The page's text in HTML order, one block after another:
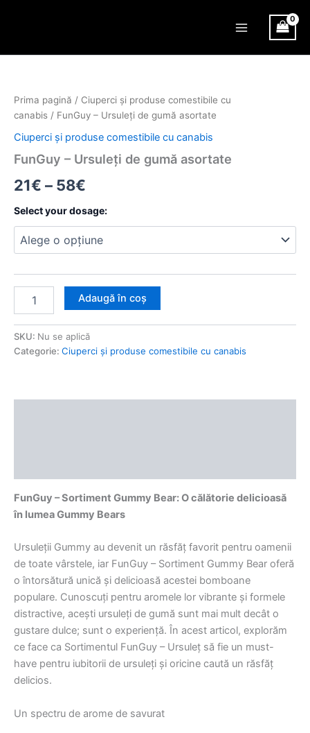
Menu
Prima pagină / Ciuperci și produse comestibile cu
canabis / FunGuy – Ursuleți de gumă asortate
Ciuperci și produse comestibile cu canabis
FunGuy – Ursuleți de gumă asortate
21€ – 58€
de
prețuri:
21€
până
58€
Select your dosage:
Ursuleți
de
gumă
asortate
Adaugă în coș
SKU: Nu se aplică
Categorie: Ciuperci și produse comestibile cu canabis
FunGuy – Sortiment Gummy Bear: O călătorie delicioasă
în lumea Gummy Bears
Ursuleții Gummy au devenit un răsfăț favorit pentru oamenii
de toate vârstele, iar FunGuy – Sortiment Gummy Bear oferă
o întorsătură unică și delicioasă acestei bomboane
populare. Cunoscuți pentru aromele lor vibrante și formele
distractive, acești ursuleți de gumă sunt mai mult decât o
gustare dulce; sunt o experiență. În acest articol, explorăm
ce face ca Sortimentul FunGuy – Ursuleț să fie un must-
have pentru iubitorii de ursuleți și oricine caută un răsfăț
delicios.
Un spectru de arome de savurat